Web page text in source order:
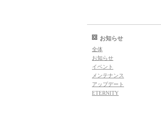
お知らせ
全体
お知らせ
イベント
メンテナンス
アップデート
ETERNITY